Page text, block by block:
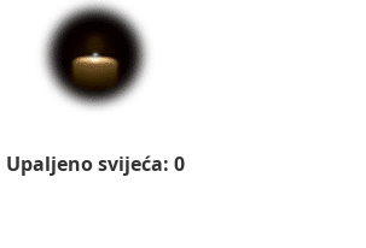
Upaljeno svijeća: 0